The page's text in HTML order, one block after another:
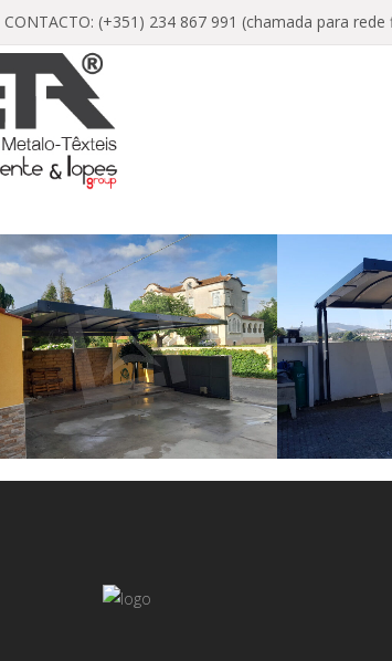
CONTACTO: (+351) 234 867 991 (chamada para rede